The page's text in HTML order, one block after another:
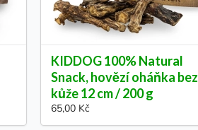
KIDDOG 100% Natural
Snack, hovězí oháňka bez
kůže 12 cm / 200 g
65,00 Kč